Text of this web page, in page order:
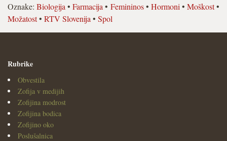
Oznake:Biologija •Farmacija • Femininos• Hormoni • Moškost•
Možatost• RTV Slovenija • Spol
Rubrike
Obvestila
Zofija v medijih
Zofijina modrost
Zofijina bodica
Zofijino oko
Poslušalnica